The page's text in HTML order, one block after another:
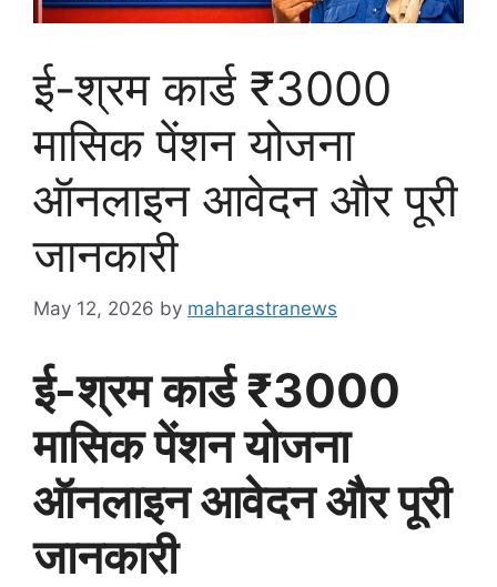
ई-श्रम कार्ड ₹3000
मासिक पेंशन योजना
ऑनलाइन आवेदन और पूरी
जानकारी
May 12, 2026 by maharastranews
ई-श्रम कार्ड ₹3000
मासिक पेंशन योजना
ऑनलाइन आवेदन और पूरी
जानकारी